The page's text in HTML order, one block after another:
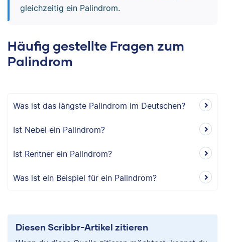
gleichzeitig ein Palindrom.
Häufig gestellte Fragen zum
Palindrom
Was ist das längste Palindrom im Deutschen?
Ist Nebel ein Palindrom?
Ist Rentner ein Palindrom?
Was ist ein Beispiel für ein Palindrom?
Diesen Scribbr-Artikel zitieren